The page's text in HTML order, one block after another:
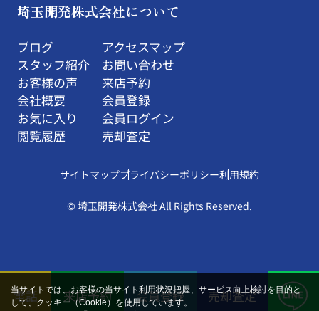
埼玉開発株式会社について
ブログ
スタッフ紹介
お客様の声
会社概要
お気に入り
閲覧履歴
アクセスマップ
お問い合わせ
来店予約
会員登録
会員ログイン
売却査定
サイトマッププライバシーポリシー利用規約
© 埼玉開発株式会社 All Rights Reserved.
電話 来店予約 会員登録 売却査定
当サイトでは、お客様の当サイト利用状況把握、サービス向上検討を目的と
して、クッキー（Cookie）を使用しています。